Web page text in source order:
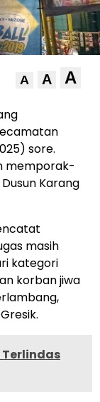
A A A
sore.
memporak-
Karang
masih
kategori
korban jiwa
Terlindas